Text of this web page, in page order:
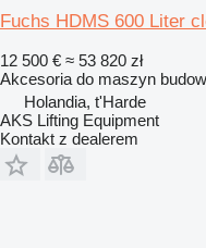
Fuchs HDMS 600 Liter
12 500 € ≈ 53 820 zł
Akcesoria do maszyn
Holandia, t'Harde
AKS Lifting Equipment
Kontakt z dealerem